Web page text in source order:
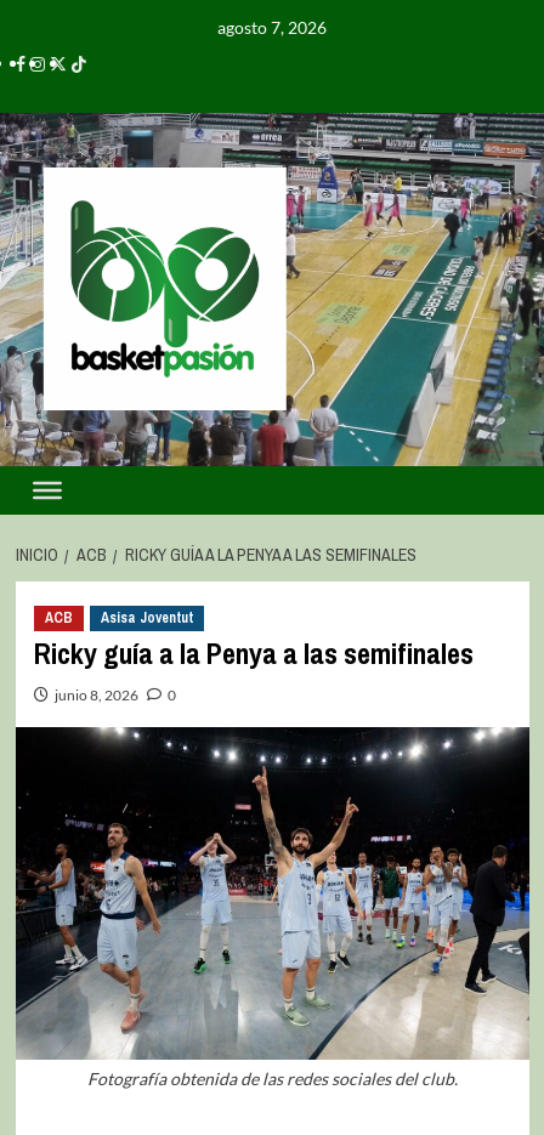
agosto 7, 2026
INICIO ACB RICKY GUÍA A LA PENYA A LAS SEMIFINALES
ACB Asisa Joventut
Ricky guía a la Penya a las semifinales
junio 8, 2026 0
Fotografía obtenida de las redes sociales del club.